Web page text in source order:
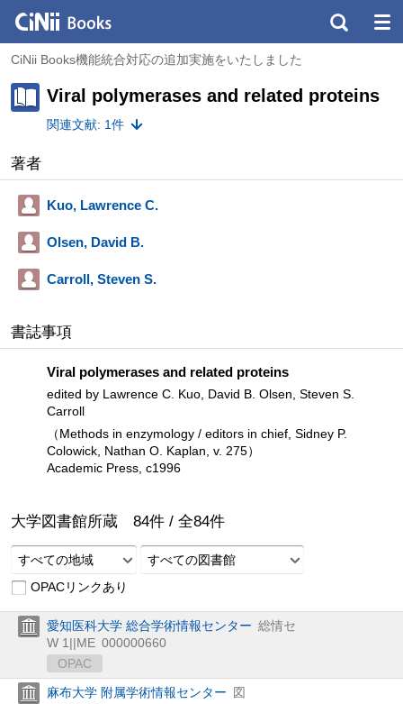
CiNii Books機能統合対応の追加実施をいたしました
Viral polymerases and related proteins
関連文献: 1件
著者
Kuo, Lawrence C.
Olsen, David B.
Carroll, Steven S.
書誌事項
Viral polymerases and related proteins
edited by Lawrence C. Kuo, David B. Olsen, Steven S.
Carroll
（Methods in enzymology / editors in chief, Sidney P.
Colowick, Nathan O. Kaplan, v. 275）
Academic Press, c1996
大学図書館所蔵 84件 / 全84件
すべての地域
すべての図書館
OPACリンクあり
愛知医科大学 総合学術情報センター 総情セ
W 1||ME 000000660
OPAC
麻布大学 附属学術情報センター
図